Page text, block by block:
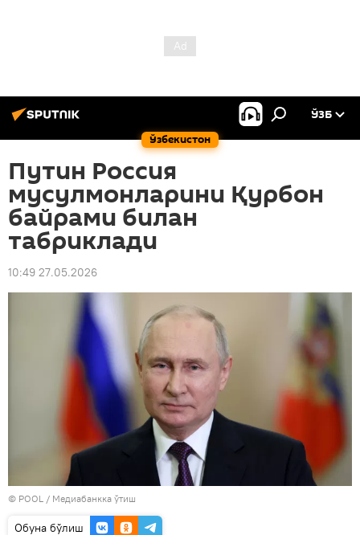
Ўзбекистон
ЎЗБ
Путин Россия
мусулмонларини Қурбон
байрами билан
табриклади
10:49 27.05.2026
© POOL / Медиабанкка ўтиш
Oбуна бўлиш